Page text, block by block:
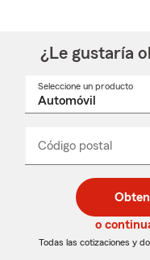
¿Le gustaría
Seleccione un producto
Código postal
de
5
dígitos
de
5
dígitos
_____
o
Todas las cotizaciones y